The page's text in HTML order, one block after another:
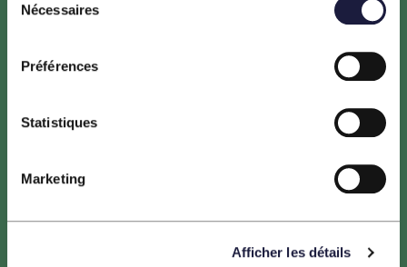
Nécessaires
Préférences
Statistiques
Marketing
Afficher les détails
Le projet HORIZEO est porté par ENGIE, NEOEN,
ainsi que la Banque des Territoires. Les maîtres d’ouvrage
sont tous trois engagés dans la transition énergétique des